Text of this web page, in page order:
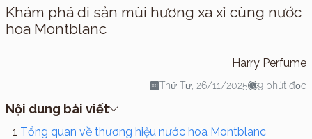
Khám phá di sản mùi hương xa xỉ cùng nước
hoa Montblanc
Harry Perfume
Thứ Tư, 26/11/2025 9 phút đọc
Nội dung bài viết
Tổng quan về thương hiệu nước hoa Montblanc